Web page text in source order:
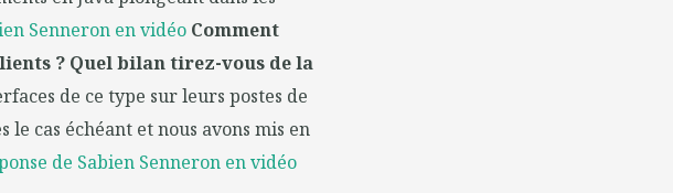
Senneron en vidéo Comment
? Quel bilan tirez-vous de la
de ce type sur leurs postes de
cas échéant et nous avons mis en
de Sabien Senneron en vidéo